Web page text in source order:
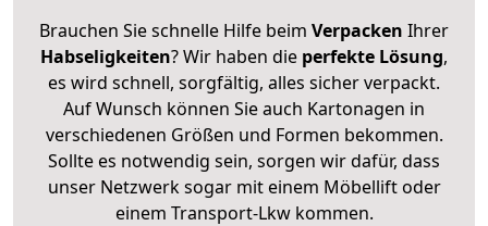
Brauchen Sie schnelle Hilfe beim Verpacken Ihrer
Habseligkeiten? Wir haben die perfekte Lösung,
es wird schnell, sorgfältig, alles sicher verpackt.
Auf Wunsch können Sie auch Kartonagen in
verschiedenen Größen und Formen bekommen.
Sollte es notwendig sein, sorgen wir dafür, dass
unser Netzwerk sogar mit einem Möbellift oder
einem Transport-Lkw kommen.